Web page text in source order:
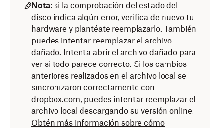
Debes tener privilegios de administrador
para ejecutarUtilidad de Discos .
Se recomienda no interrumpirUtilidad de
Discos.
El tiempo que lleva ejecutar Utilidad de
Discosdepende del tamaño y la velocidad
del disco, la cantidad de datos almacenados
y la presencia de posibles errores.
Nota: si la comprobación del estado del
disco indica algún error, verifica de nuevo tu
hardware y plantéate reemplazarlo. También
puedes intentar reemplazar el archivo
dañado. Intenta abrir el archivo dañado para
ver si todo parece correcto. Si los cambios
anteriores realizados en el archivo local se
sincronizaron correctamente con
dropbox.com, puedes intentar reemplazar el
archivo local descargando su versión online.
Obtén más información sobre cómo